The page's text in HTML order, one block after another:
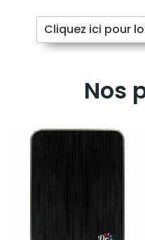
Cliquez ici pour
Nos